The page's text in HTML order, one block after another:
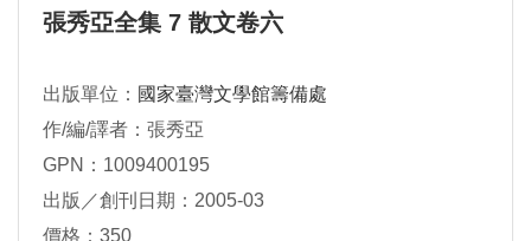
張秀亞全集 7 散文卷六
出版單位： 國家臺灣文學館籌備處
作/編/譯者：張秀亞
GPN：1009400195
出版／創刊日期：2005-03
價格：350